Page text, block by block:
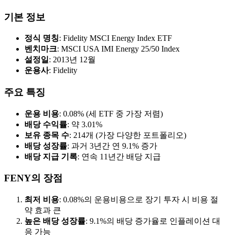
기본 정보
정식 명칭: Fidelity MSCI Energy Index ETF
벤치마크: MSCI USA IMI Energy 25/50 Index
설정일 : 2013년 12월
운용사: Fidelity
주요 특징
운용 비용: 0.08% (세 ETF 중 가장 저렴)
배당 수익률: 약 3.01%
보유 종목 수: 214개 (가장 다양한 포트폴리오)
배당 성장률: 과거 3년간 연 9.1% 증가
배당 지급 기록: 연속 11년간 배당 지급
FENY의 장점
최저 비용: 0.08%의 운용비용으로 장기 투자 시 비용 절
약 효과 큰
높은 배당 성장률: 9.1%의 배당 증가율로 인플레이션 대
응 가능